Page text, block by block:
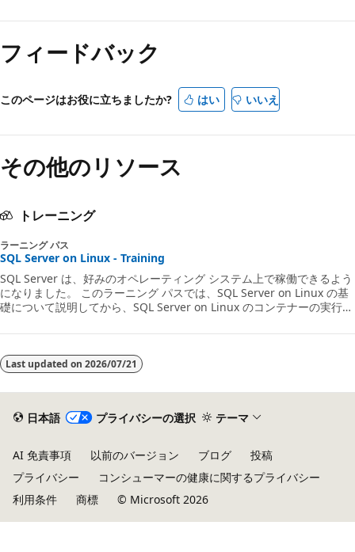
フィードバック
このページはお役に立ちましたか? はい いいえ
その他のリソース
トレーニング
ラーニング パス
SQL Server on Linux - Training
SQL Server は、好みのオペレーティング システム上で稼働できるよう
になりました。 このラーニング パスでは、SQL Server on Linux の基
礎について説明してから、SQL Server on Linux のコンテナーの実行
その後、SQL Server on Linux のデプロイを自動的に調整する方法につ
Last updated on 2026/07/21
日本語 プライバシーの選択 テーマ
AI 免責事項 以前のバージョン ブログ
投稿
プライバシー
コンシューマーの健康に関するプライバシー
利用条件
商標 © Microsoft 2026